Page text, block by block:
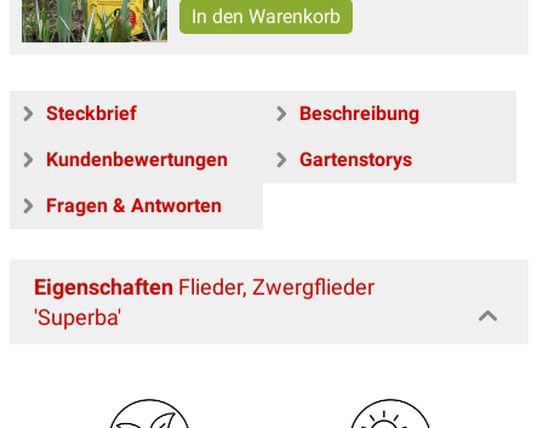
Steckbrief
Beschreibung
Kundenbewertungen
Gartenstorys
Fragen & Antworten
Eigenschaften Flieder, Zwergflieder
'Superba'